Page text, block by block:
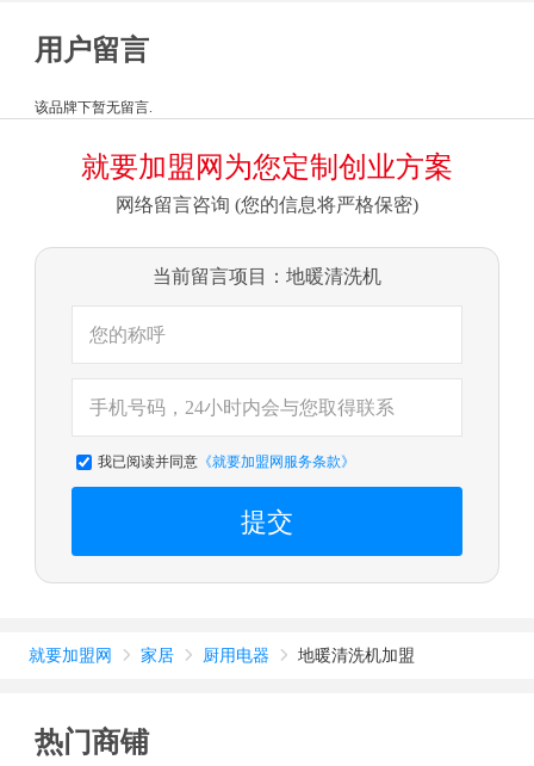
用户留言
该品牌下暂无留言.
就要加盟网为您定制创业方案
网络留言咨询 (您的信息将严格保密)
当前留言项目：地暖清洗机
我已阅读并同意《就要加盟网服务条款》
提交
就要加盟网  家居  厨用电器  地暖清洗机加盟
热门商铺